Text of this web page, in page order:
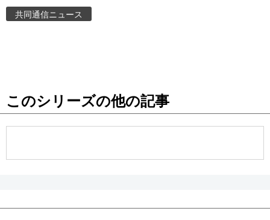
東京
共同通信ニュース
このシリーズの他の記事